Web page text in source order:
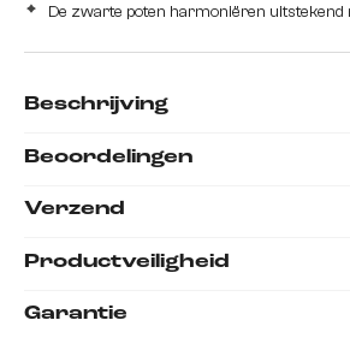
De zwarte poten harmoniëren
Beschrijving
Beoordelingen
Verzend
Productveiligheid
Garantie